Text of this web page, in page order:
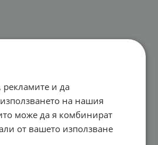
и да
на нашия
може да я комбинират
от вашето използване